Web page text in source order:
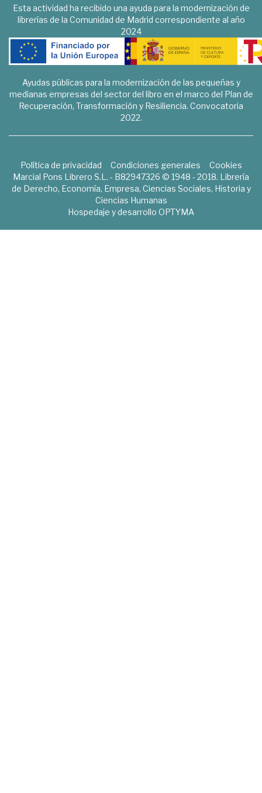
Esta actividad ha recibido una ayuda para la modernización de
librerías de la Comunidad de Madrid correspondiente al año
2024
Ayudas públicas para la modernización de las pequeñas y
medianas empresas del sector del libro en el marco del Plan de
Recuperación, Transformación y Resiliencia. Convocatoria
2022.
Política de privacidad Condiciones generales
Cookies
Marcial Pons Librero S.L. - B82947326 © 1948 - 2018. Librería
de Derecho, Economía, Empresa, Ciencias Sociales, Historia y
Ciencias Humanas
Hospedaje y desarrollo OPTYMA